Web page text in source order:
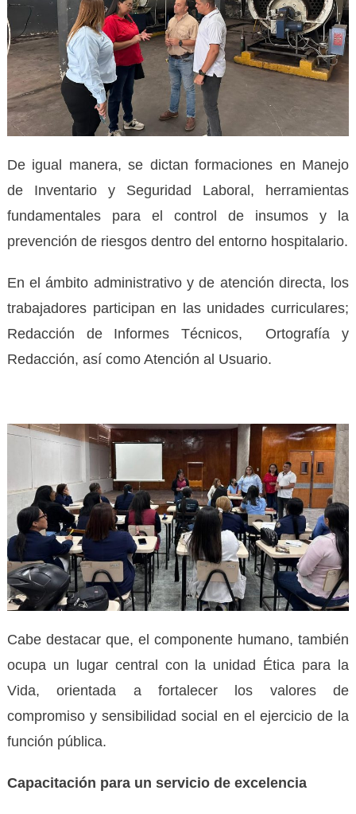
De igual manera, se dictan formaciones en Manejo
de Inventario y Seguridad Laboral, herramientas
fundamentales para el control de insumos y la
prevención de riesgos dentro del entorno hospitalario.
En el ámbito administrativo y de atención directa, los
trabajadores participan en las unidades curriculares;
Redacción de Informes Técnicos, Ortografía y
Redacción, así como Atención al Usuario.
Cabe destacar que, el componente humano, también
ocupa un lugar central con la unidad Ética para la
Vida, orientada a fortalecer los valores de
compromiso y sensibilidad social en el ejercicio de la
función pública.
Capacitación para un servicio de excelencia